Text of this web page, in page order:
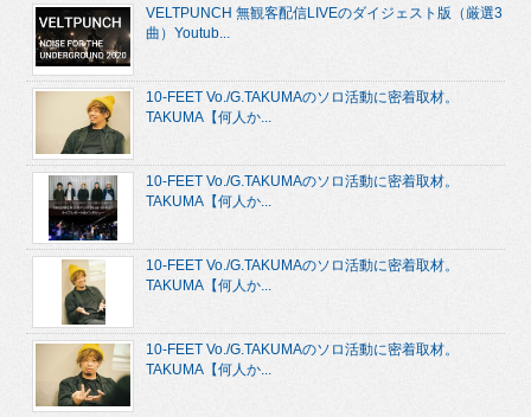
VELTPUNCH 無観客配信LIVEのダイジェスト版（厳選3
曲）Youtub...
10-FEET Vo./G.TAKUMAのソロ活動に密着取材。
TAKUMA【何人か...
10-FEET Vo./G.TAKUMAのソロ活動に密着取材。
TAKUMA【何人か...
10-FEET Vo./G.TAKUMAのソロ活動に密着取材。
TAKUMA【何人か...
10-FEET Vo./G.TAKUMAのソロ活動に密着取材。
TAKUMA【何人か...